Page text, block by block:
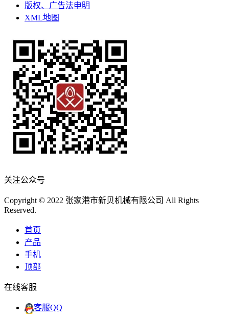
版权、广告法申明
XML地图
关注公众号
Copyright © 2022 张家港市新贝机械有限公司 All Rights
Reserved.
首页
产品
手机
顶部
在线客服
客服QQ